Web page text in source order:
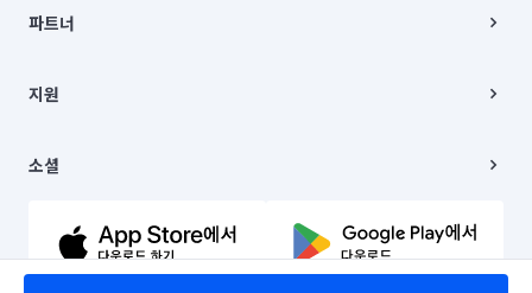
주소 | 본사: 서울특별시 종로구 율곡로 6(중학동, 트윈트리빌딩) B동 5층
컨택센터 : 서울특별시 종로구 수송동 율곡로 24, 7층, 8층 미소
상품, 상품정보, 거래에 관한 의무와 책임은 거래당사자에게 있습니다.
언론 보도 관련 문의:
© 유한회사 미소. Miso, Inc. All Rights Reserved.
채용
파트너
이사
지원
이용약관
문의하기
소셜
유튜브